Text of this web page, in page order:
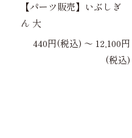
【パーツ販売】いぶしぎ
ん 大
440円(税込) 〜 12,100円
(税込)